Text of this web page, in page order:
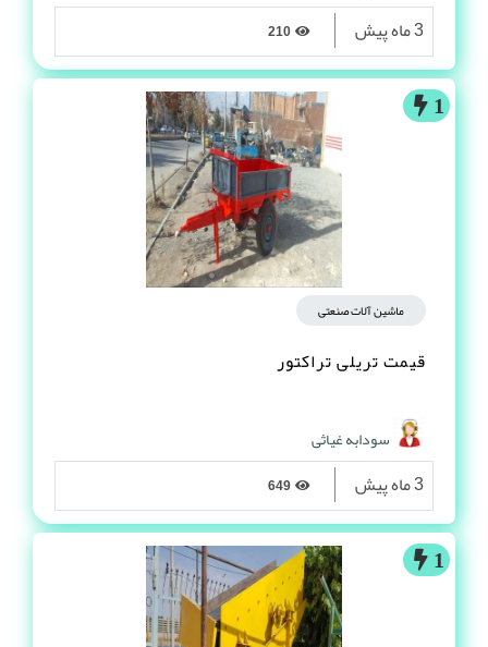
3 ماه پیش
1
ماشین آلات صنعتی
قیمت تریلی تراکتور
سودابه غیاثی
3 ماه پیش
1